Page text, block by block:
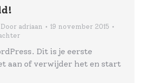
Door adriaan
19 november 2015
Dit is je eerste
aan of verwijder het en start